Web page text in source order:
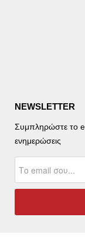
NEWSLETTER
Συμπληρώστε το
ενημερώσεις